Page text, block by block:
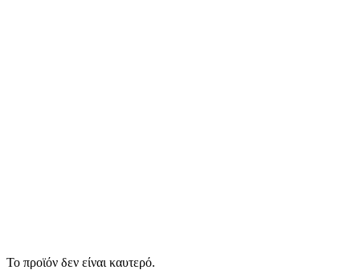
Το προϊόν δεν είναι καυτερό.